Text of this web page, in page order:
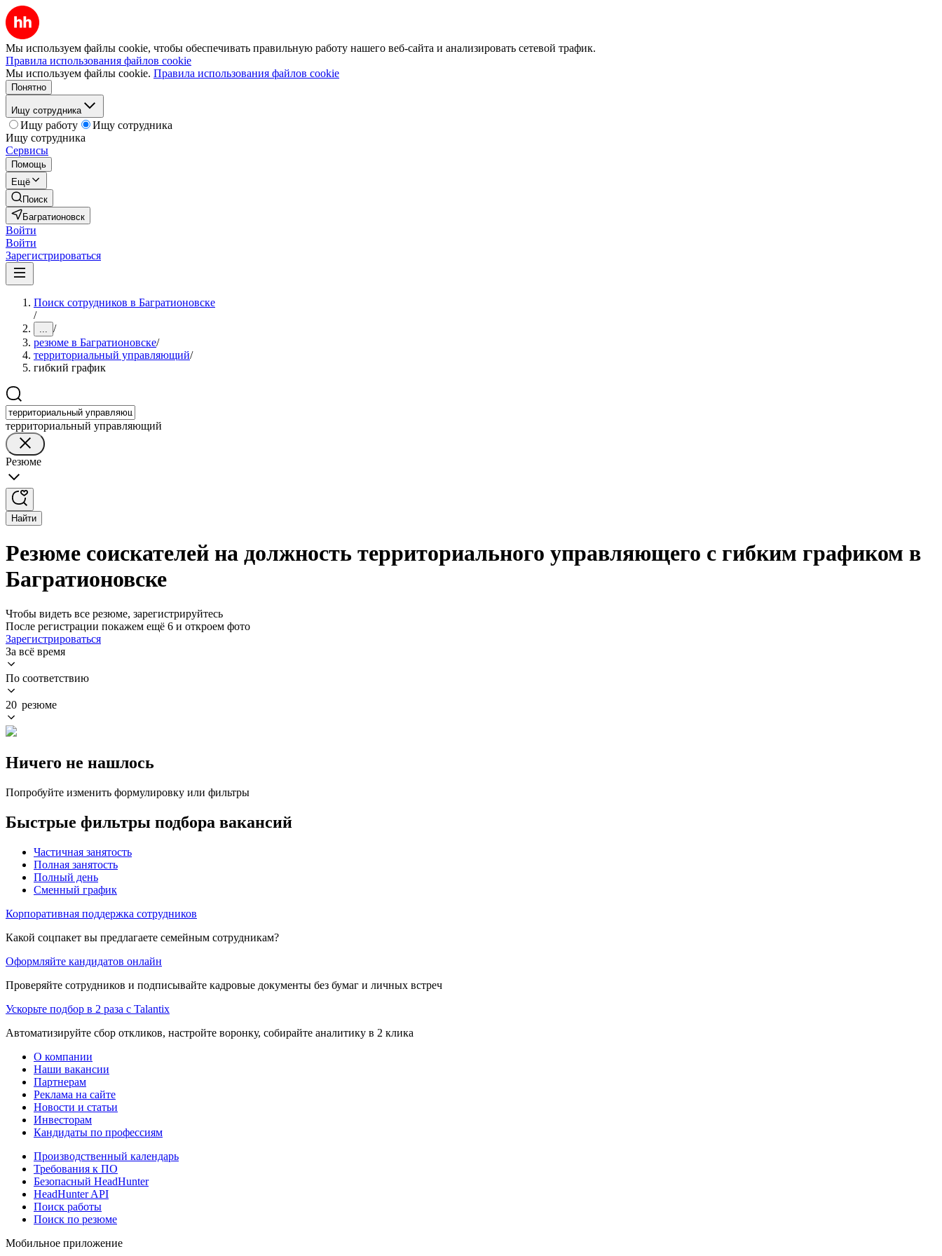
Мы используем файлы cookie, чтобы обеспечивать правильную работу нашего веб-сайта и анализировать сетевой трафик.
Правила использования файлов cookie
Мы используем файлы cookie. Правила использования файлов cookie
Понятно
Ищу сотрудника
Ищу работу
Ищу сотрудника
Ищу сотрудника
Сервисы
Помощь
Ещё
Поиск
Багратионовск
Войти
Войти
Зарегистрироваться
Поиск сотрудников в Багратионовске
/
... /
резюме в Багратионовске/
территориальный управляющий/
гибкий график
территориальный управляющий
Резюме
Найти
Резюме соискателей на должность территориального управляющего с гибким графиком в
Багратионовске
Чтобы видеть все резюме, зарегистрируйтесь
После регистрации покажем ещё 6 и откроем фото
Зарегистрироваться
За всё время
По соответствию
20 резюме
Ничего не нашлось
Попробуйте изменить формулировку или фильтры
Быстрые фильтры подбора вакансий
Частичная занятость
Полная занятость
Полный день
Сменный график
Корпоративная поддержка сотрудников
Какой соцпакет вы предлагаете семейным сотрудникам?
Оформляйте кандидатов онлайн
Проверяйте сотрудников и подписывайте кадровые документы без бумаг и личных встреч
Ускорьте подбор в 2 раза с Talantix
Автоматизируйте сбор откликов, настройте воронку, собирайте аналитику в 2 клика
О компании
Наши вакансии
Партнерам
Реклама на сайте
Новости и статьи
Инвесторам
Кандидаты по профессиям
Производственный календарь
Требования к ПО
Безопасный HeadHunter
HeadHunter API
Поиск работы
Поиск по резюме
Мобильное приложение